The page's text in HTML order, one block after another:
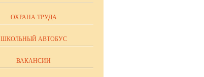
ОХРАНА ТРУДА
ШКОЛЬНЫЙ АВТОБУС
ВАКАНСИИ